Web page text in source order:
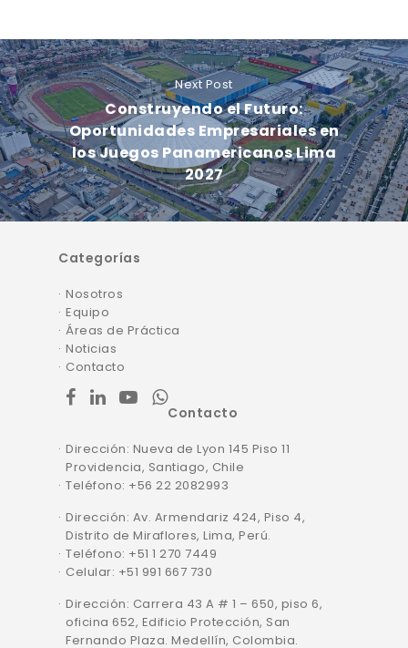
Next Post
Construyendo el Futuro:
Oportunidades Empresariales en
los Juegos Panamericanos Lima
2027
Categorías
Nosotros
Equipo
Áreas de Práctica
Noticias
Contacto
facebook
linkedinyoutubewhatsapp
Contacto
Dirección: Nueva de Lyon 145 Piso 11
Providencia, Santiago, Chile
Teléfono: +56 22 2082993
Dirección: Av. Armendariz 424, Piso 4,
Distrito de Miraflores, Lima, Perú.
Teléfono: +51 1 270 7449
Celular: +51 991 667 730
Dirección: Carrera 43 A # 1 – 650, piso 6,
oficina 652, Edificio Protección, San
Fernando Plaza. Medellín, Colombia.